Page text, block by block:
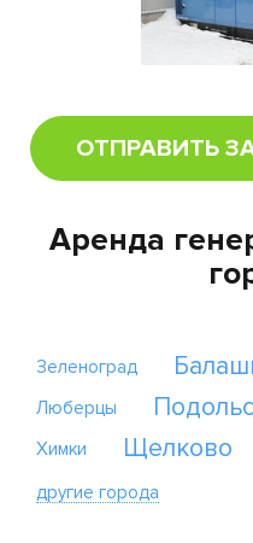
ОТПРАВИТЬ
Аренда
Зеленоград
Люберцы
Химки Щелково
другие города